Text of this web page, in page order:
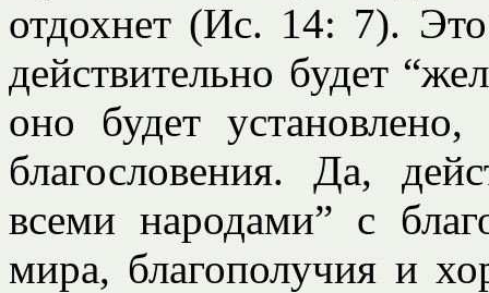
отдохнет (Ис. 14: 7).
действительно будет
оно будет
благословения. Да,
всеми народами” с
мира, благополучия и